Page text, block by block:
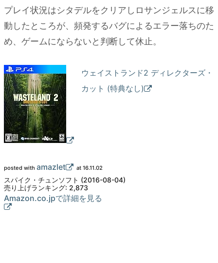
プレイ状況はシタデルをクリアしロサンジェルスに移
動したところが、頻発するバグによるエラー落ちのた
め、ゲームにならないと判断して休止。
ウェイストランド2 ディレクターズ・
カット (特典なし)
posted with amazlet at 16.11.02
スパイク・チュンソフト (2016-08-04)
売り上げランキング: 2,873
Amazon.co.jpで詳細を見る